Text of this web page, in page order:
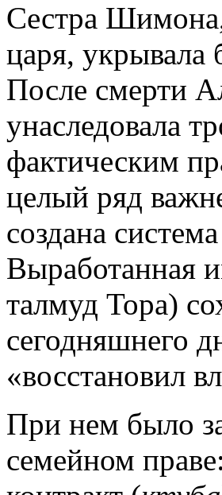
Сестра
царя, укрывала
После смерти
унаследовала
фактическим
целый ряд
создана
Выработанная
талмуд Тора)
сегодняшнего
«восстановил
При нем было
семейном